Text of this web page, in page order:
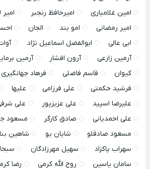
امین غلامیاری
امیرحافظ رنجبر
امیر
امیر رمضانی
امو بند الجان
ابی عالی
ابوالفضل اسماعیل نژاد
آرمین زارعی
آرون افشار آرمین
کیوان
قاسم فاضلی فرهاد جهانگیری
فرشید حکمتی
علی فرزامی علیها
علیرضا اسپید
علی عزیزپور
علی
علی احمدیانی
صادق کارگر
مسعود
مسعود صادقلو
شایان یو
شاهین
سهراب پاکزاد
سهیل مهرزادگان
سامان یاسین
روح الله کرمی
رضا